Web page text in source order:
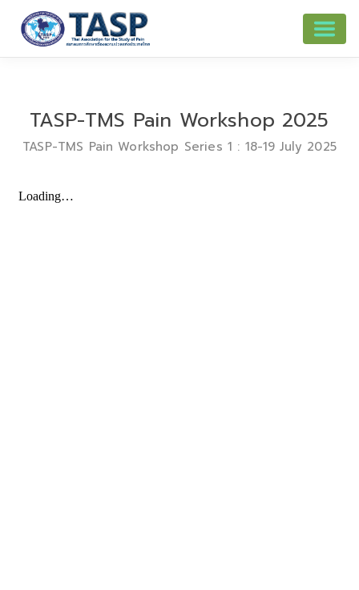
TASP-TMS Pain Workshop 2025
TASP-TMS Pain Workshop Series 1 : 18-19 July 2025